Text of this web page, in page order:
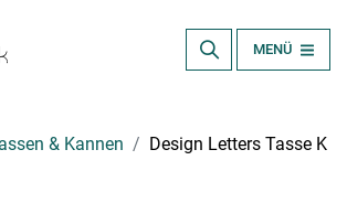
MENÜ
& Kannen Design Letters Tasse K